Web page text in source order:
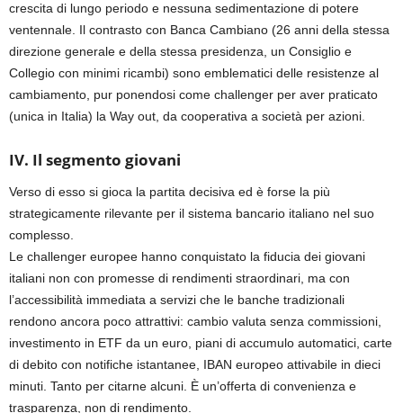
crescita di lungo periodo e nessuna sedimentazione di potere
ventennale. Il contrasto con Banca Cambiano (26 anni della stessa
direzione generale e della stessa presidenza, un Consiglio e
Collegio con minimi ricambi) sono emblematici delle resistenze al
cambiamento, pur ponendosi come challenger per aver praticato
(unica in Italia) la Way out, da cooperativa a società per azioni.
IV. Il segmento giovani
Verso di esso si gioca la partita decisiva ed è forse la più
strategicamente rilevante per il sistema bancario italiano nel suo
complesso.
Le challenger europee hanno conquistato la fiducia dei giovani
italiani non con promesse di rendimenti straordinari, ma con
l’accessibilità immediata a servizi che le banche tradizionali
rendono ancora poco attrattivi: cambio valuta senza commissioni,
investimento in ETF da un euro, piani di accumulo automatici, carte
di debito con notifiche istantanee, IBAN europeo attivabile in dieci
minuti. Tanto per citarne alcuni. È un’offerta di convenienza e
trasparenza, non di rendimento.